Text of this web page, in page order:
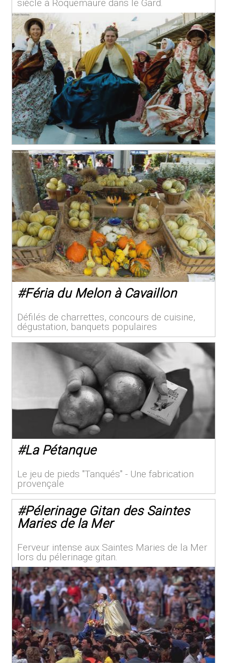
siècle à Roquemaure dans le Gard.
#Féria du Melon à Cavaillon
Défilés de charrettes, concours de cuisine,
dégustation, banquets populaires
#La Pétanque
Le jeu de pieds "Tanqués" - Une fabrication
provençale
#Pélerinage Gitan des Saintes
Maries de la Mer
Ferveur intense aux Saintes Maries de la Mer
lors du pélerinage gitan.